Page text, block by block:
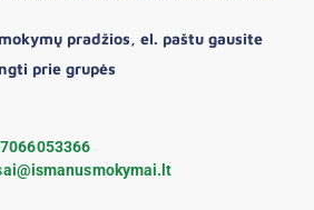
pradžios, el. paštu gausite
prie grupės